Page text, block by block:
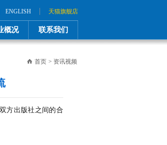
ENGLISH | 天猫旗舰店
概况 联系我们
首页 > 资讯视频
方出版社之间的合